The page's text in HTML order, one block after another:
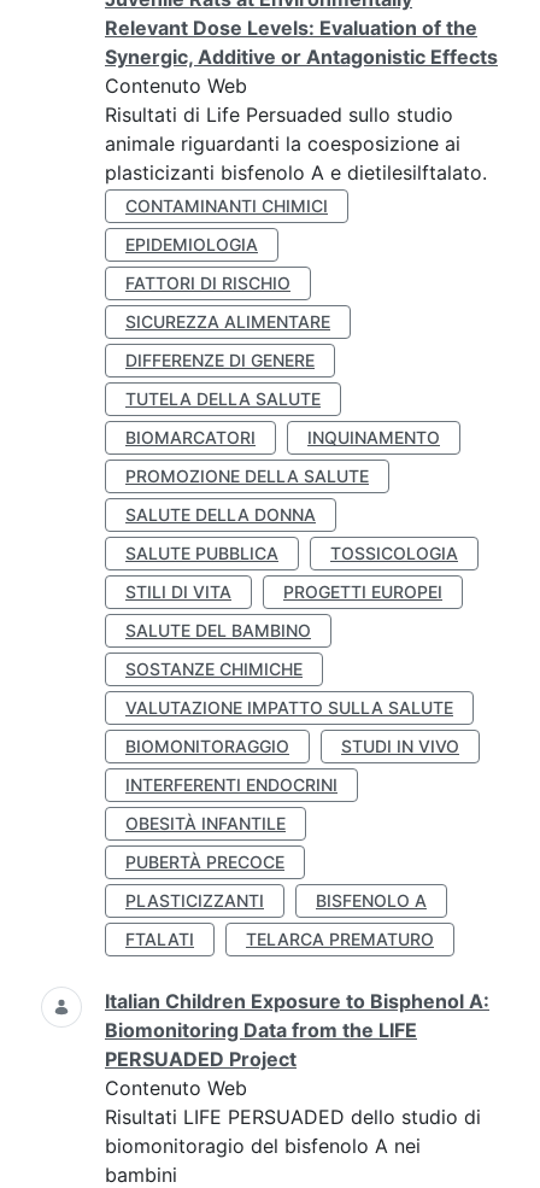
Relevant Dose Levels: Evaluation of the
Synergic, Additive or Antagonistic Effects
Contenuto Web
Risultati di Life Persuaded sullo studio
animale riguardanti la coesposizione ai
plasticizanti bisfenolo A e dietilesilftalato.
CONTAMINANTI CHIMICI
EPIDEMIOLOGIA
FATTORI DI RISCHIO
SICUREZZA ALIMENTARE
DIFFERENZE DI GENERE
TUTELA DELLA SALUTE
BIOMARCATORI
INQUINAMENTO
PROMOZIONE DELLA SALUTE
SALUTE DELLA DONNA
SALUTE PUBBLICA
TOSSICOLOGIA
STILI DI VITA
PROGETTI EUROPEI
SALUTE DEL BAMBINO
SOSTANZE CHIMICHE
VALUTAZIONE IMPATTO SULLA SALUTE
BIOMONITORAGGIO
STUDI IN VIVO
INTERFERENTI ENDOCRINI
OBESITÀ INFANTILE
PUBERTÀ PRECOCE
PLASTICIZZANTI
BISFENOLO A
FTALATI
TELARCA PREMATURO
Italian Children Exposure to Bisphenol A:
Biomonitoring Data from the LIFE
PERSUADED Project
Contenuto Web
Risultati LIFE PERSUADED dello studio di
biomonitoragio del bisfenolo A nei
bambini